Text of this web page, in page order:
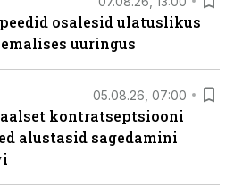
osalesid ulatuslikus
uuringus
05.08.26, 07:00
kontratseptsiooni
alustasid sagedamini